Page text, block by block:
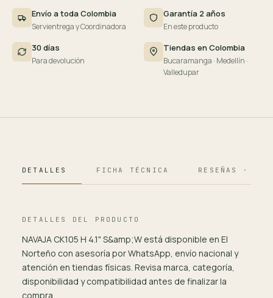
Envío a toda Colombia
Servientrega y Coordinadora
Garantía 2 años
En este producto
30 días
Para devolución
Tiendas en Colombia
Bucaramanga · Medellín ·
Valledupar
DETALLES FICHA TÉCNICA RESEÑAS · 124
DETALLES DEL PRODUCTO
NAVAJA CK105 H 4.1" S&amp;W está disponible en El
Norteño con asesoría por WhatsApp, envío nacional y
atención en tiendas físicas. Revisa marca, categoría,
disponibilidad y compatibilidad antes de finalizar la
compra.